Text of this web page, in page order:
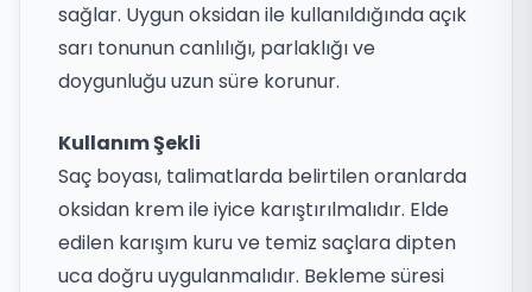
sağlar. Uygun oksidan ile kullanıldığında açık
sarı tonunun canlılığı, parlaklığı ve
doygunluğu uzun süre korunur.
Kullanım Şekli
Saç boyası, talimatlarda belirtilen oranlarda
oksidan krem ile iyice karıştırılmalıdır. Elde
edilen karışım kuru ve temiz saçlara dipten
uca doğru uygulanmalıdır. Bekleme süresi